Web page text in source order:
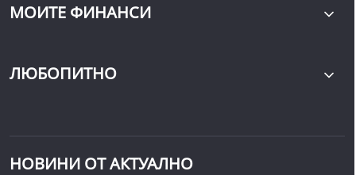
МОИТЕ ФИНАНСИ
ЛЮБОПИТНО
НОВИНИ ОТ АКТУАЛНО